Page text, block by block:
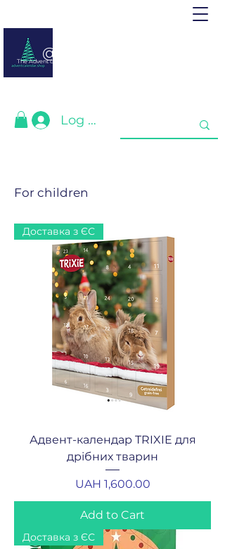
@ adventcalendar.shop
The Advent calendar is a calendar waiting for Christmas or New Year.
Log In
For children
Доставка з ЄС
Адвент-календар TRIXIE для
дрібних тварин
Price
UAH 1,600.00
Add to Cart
Доставка з ЄС